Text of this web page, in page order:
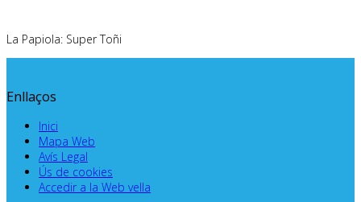
La Papiola: Super Toñi
Enllaços
Inici
Mapa Web
Avís Legal
Ús de cookies
Accedir a la Web vella